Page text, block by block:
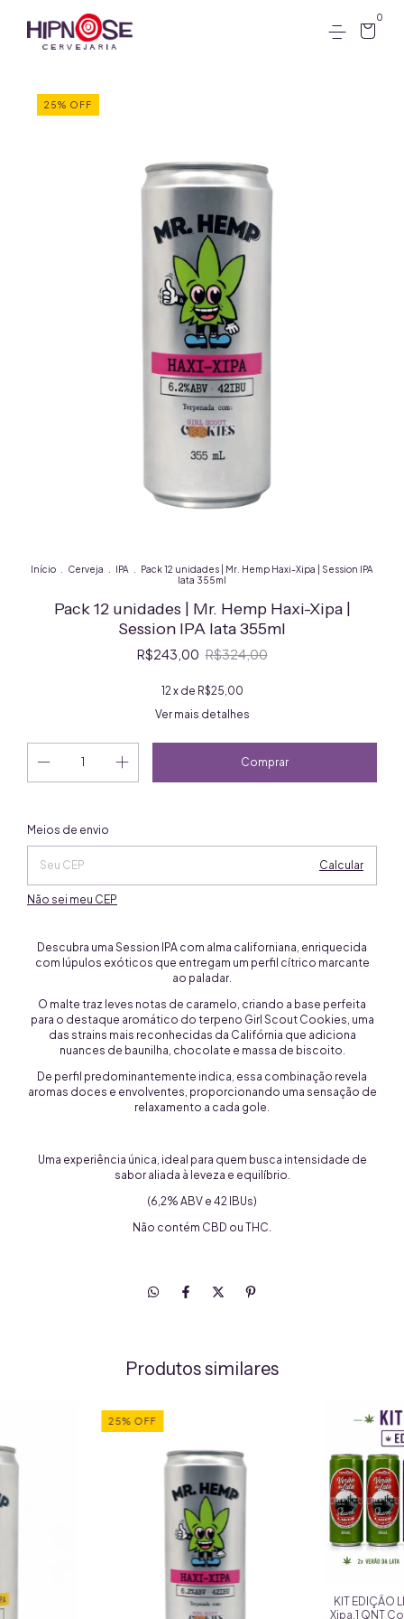
0
25% OFF
Início Cerveja IPA
Pack 12 unidades | Mr. Hemp Haxi-Xipa | Session IPA
lata 355ml
Pack 12 unidades | Mr. Hemp Haxi-Xipa |
Session IPA lata 355ml
R$243,00 R$324,00
12x de R$25,00
Ver mais detalhes
Entregas para o CEP:
Meios de envio
Calcular
Não sei meu CEP
Descubra uma Session IPA com alma californiana, enriquecida
com lúpulos exóticos que entregam um perfil cítrico marcante
ao paladar.
O malte traz leves notas de caramelo, criando a base perfeita
para o destaque aromático do terpeno Girl Scout Cookies, uma
das strains mais reconhecidas da Califórnia que adiciona
nuances de baunilha, chocolate e massa de biscoito.
De perfil predominantemente indica, essa combinação revela
aromas doces e envolventes, proporcionando uma sensação de
relaxamento a cada gole.
Uma experiência única, ideal para quem busca intensidade de
sabor aliada à leveza e equilíbrio.
(6,2% ABV e 42 IBUs)
Não contém CBD ou THC.
Produtos similares
25% OFF
KIT EDIÇÃO
Xipa,1 QNT